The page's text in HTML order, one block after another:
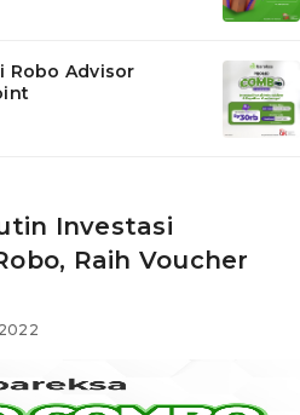
Robo Advisor
Investasi
Raih Voucher